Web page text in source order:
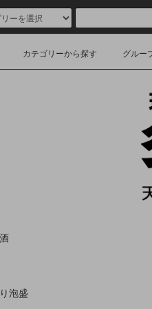
カテゴリーから探す グルー